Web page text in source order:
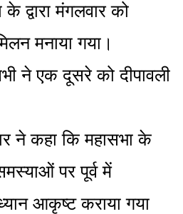
द्वारा मंगलवार को
मनाया गया।
ने एक दूसरे को दीपावली
ने कहा कि महासभा के
पर पूर्व में
आकृष्ट कराया गया